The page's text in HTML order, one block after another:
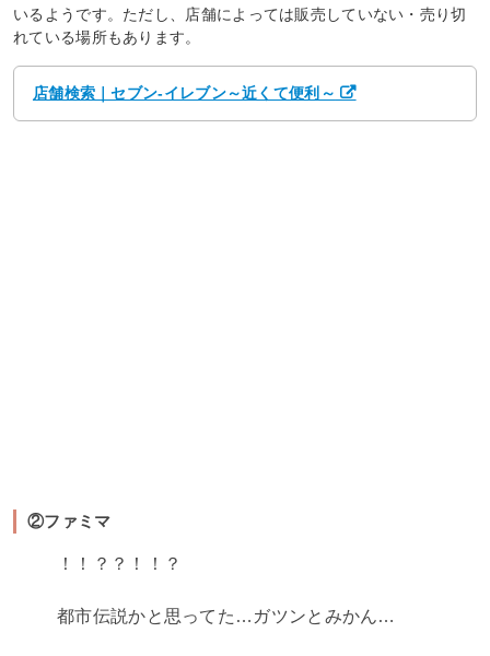
いるようです。ただし、店舗によっては販売していない・売り切
れている場所もあります。
店舗検索｜セブン‐イレブン～近くて便利～
②ファミマ
！！？？！！？
都市伝説かと思ってた…ガツンとみかん…